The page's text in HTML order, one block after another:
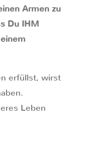
Armen zu
Du IHM
erfüllst, wirst
Leben